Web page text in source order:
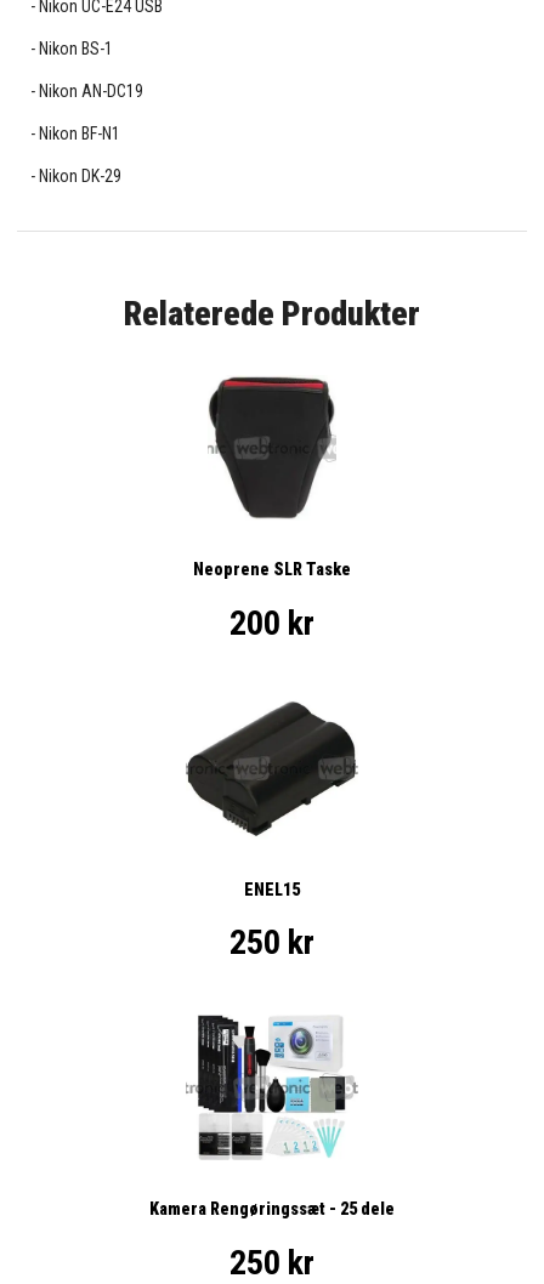
Nikon UC-E24 USB
Nikon BS-1
Nikon AN-DC19
Nikon BF-N1
Nikon DK-29
Relaterede Produkter
Neoprene SLR Taske
200 kr
ENEL15
250 kr
Kamera Rengøringssæt - 25 dele
250 kr